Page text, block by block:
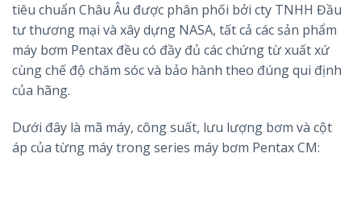
tiêu chuẩn Châu Âu được phân phối bởi cty TNHH Đầu
tư thương mại và xây dựng NASA, tất cả các sản phẩm
máy bơm Pentax đều có đầy đủ các chứng từ xuất xứ
cùng chế độ chăm sóc và bảo hành theo đúng qui định
của hãng.
Dưới đây là mã máy, công suất, lưu lượng bơm và cột
áp của từng máy trong series máy bơm Pentax CM: